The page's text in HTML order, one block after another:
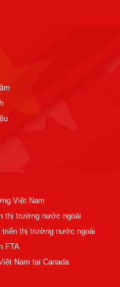
Việt Nam
thị trường nước ngoài
triển thị trường nước ngoài
FTA
Nam tại Canada